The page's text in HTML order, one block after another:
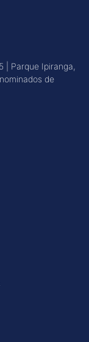
| Parque Ipiranga,
de